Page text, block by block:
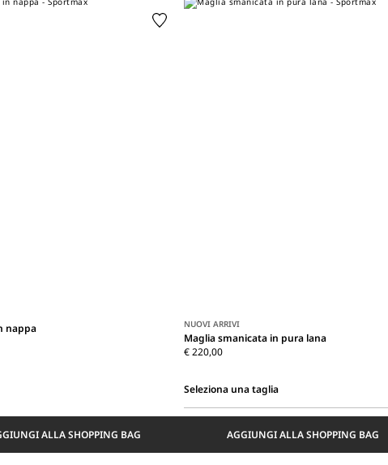
nappa
ALLA SHOPPING BAG
NUOVI ARRIVI
Maglia smanicata in pura lana
€ 220,00
Seleziona una taglia
AGGIUNGI ALLA SHOPPING BAG